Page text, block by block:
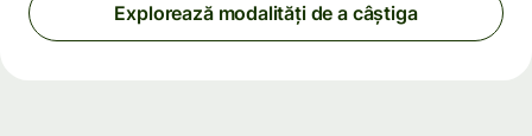
Explorează modalități de a câștiga